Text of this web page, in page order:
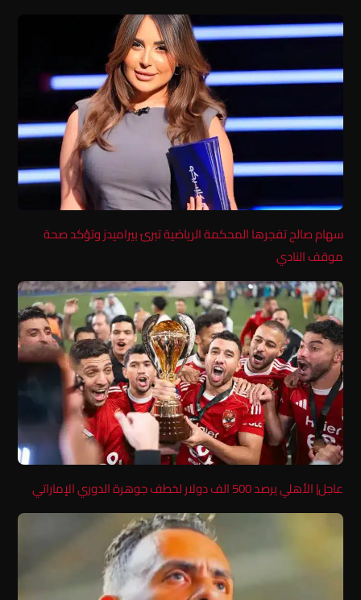
سهام صالح تفجرها المحكمة الرياضية تبرئ بيراميدز وتؤكد صحة
موقف النادي
عاجل| الأهلي يرصد 500 الف دولار لخطف جوهرة الدوري الإماراتي